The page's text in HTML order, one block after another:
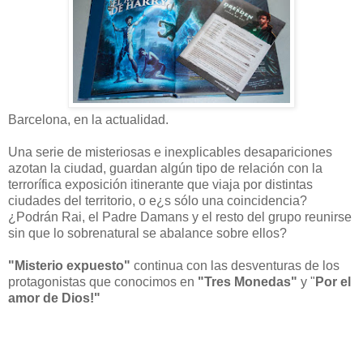
Barcelona, en la actualidad.
Una serie de misteriosas e inexplicables desapariciones
azotan la ciudad, guardan algún tipo de relación con la
terrorífica exposición itinerante que viaja por distintas
ciudades del territorio, o e¿s sólo una coincidencia?
¿Podrán Rai, el Padre Damans y el resto del grupo reunirse
sin que lo sobrenatural se abalance sobre ellos?
"Misterio expuesto" continua con las desventuras de los
protagonistas que conocimos en "Tres Monedas" y " Por el
amor de Dios!"